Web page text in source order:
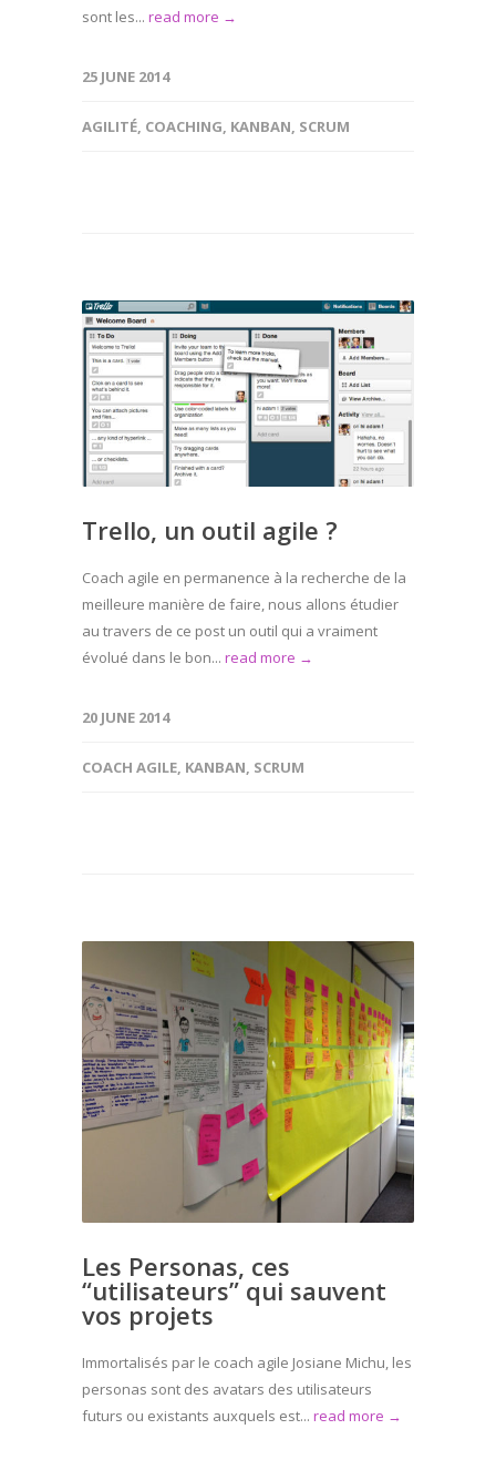
sont les... read more →
25 JUNE 2014
AGILITÉ, COACHING, KANBAN, SCRUM
Trello, un outil agile ?
Coach agile en permanence à la recherche de la
meilleure manière de faire, nous allons étudier
au travers de ce post un outil qui a vraiment
évolué dans le bon... read more →
20 JUNE 2014
COACH AGILE, KANBAN, SCRUM
Les Personas, ces
“utilisateurs” qui sauvent
vos projets
Immortalisés par le coach agile Josiane Michu, les
personas sont des avatars des utilisateurs
futurs ou existants auxquels est... read more →